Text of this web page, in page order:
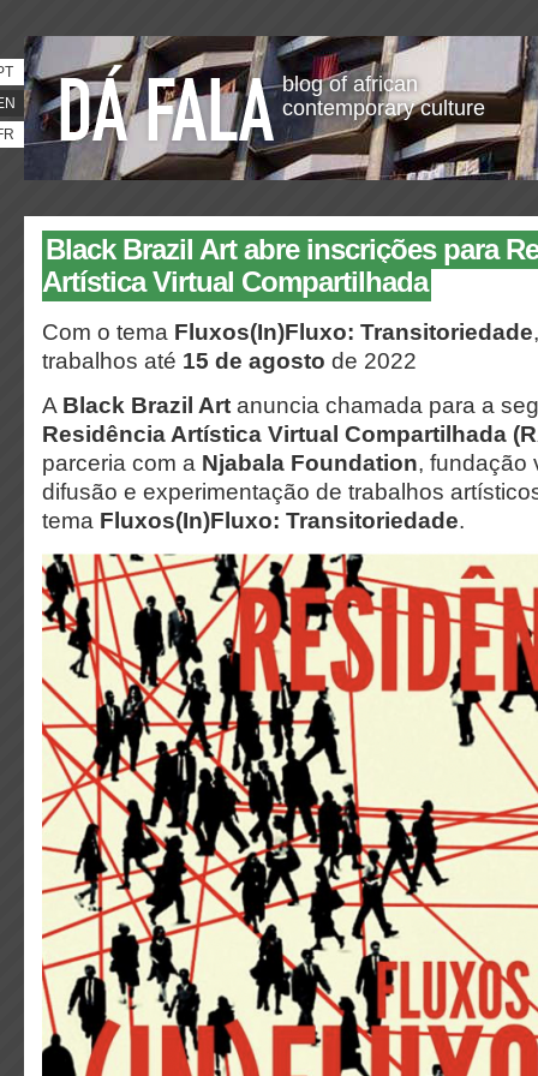
blog of african
contemporary culture
Black Brazil Art abre inscrições para
Artística Virtual Compartilhada
Com o tema Fluxos(In)Fluxo: Transitoriedade
trabalhos até 15 de agosto de 2022
A Black Brazil Art anuncia chamada para a
Residência Artística Virtual Compartilhada
parceria com a Njabala Foundation, fundação
difusão e experimentação de trabalhos
tema Fluxos(In)Fluxo: Transitoriedade.